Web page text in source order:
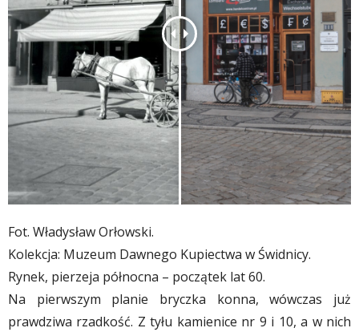
Fot. Władysław Orłowski.
Kolekcja: Muzeum Dawnego Kupiectwa w Świdnicy.
Rynek, pierzeja północna – początek lat 60.
Na pierwszym planie bryczka konna, wówczas już
prawdziwa rzadkość. Z tyłu kamienice nr 9 i 10, a w nich